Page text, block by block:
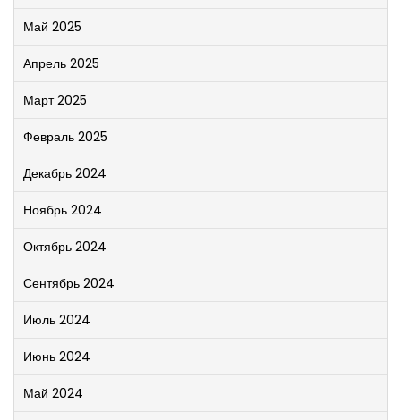
Май 2025
Апрель 2025
Март 2025
Февраль 2025
Декабрь 2024
Ноябрь 2024
Октябрь 2024
Сентябрь 2024
Июль 2024
Июнь 2024
Май 2024